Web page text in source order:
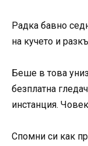
Радка бавно
на кучето и
Беше в това
безплатна
инстанция.
Спомни си как